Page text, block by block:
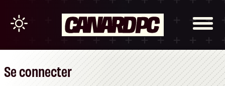
Se connecter